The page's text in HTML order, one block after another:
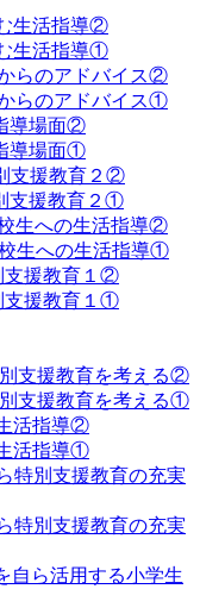
生活指導②
生活指導①
らのアドバイス②
らのアドバイス①
導場面②
導場面①
支援教育２②
支援教育２①
生への生活指導②
生への生活指導①
支援教育１②
支援教育１①
別支援教育を考える②
別支援教育を考える①
活指導②
活指導①
特別支援教育の充実
特別支援教育の充実
自ら活用する小学生